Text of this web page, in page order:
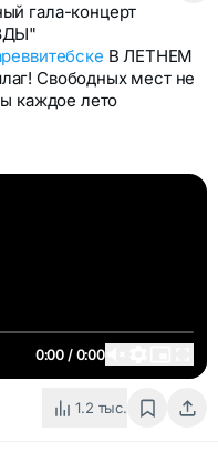
гала-концерт
В ЛЕТНЕМ
Свободных мест не
каждое лето
0:00 / 0:00
1.2 тыс.